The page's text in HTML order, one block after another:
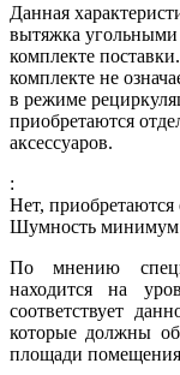
Данная
вытяжка
комплекте
комплекте не
в режиме
приобретаются
аксессуаров.
:
Нет, приобретаются
Шумность минимум
По мнению
находится на
соответствует
которые должны
площади